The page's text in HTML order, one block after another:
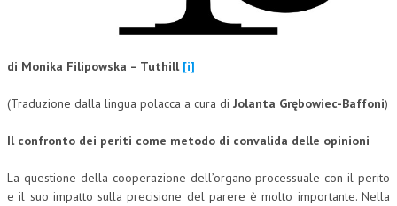
CORSI CE.S.E.D.
LA RIVISTA
di Monika Filipowska – Tuthill [i]
(Traduzione dalla lingua polacca a cura di Jolanta Grębowiec-Baffoni)
Il confronto dei periti come metodo di convalida delle opinioni
La questione della cooperazione dell’organo processuale con il perito
e il suo impatto sulla precisione del parere è molto importante. Nella